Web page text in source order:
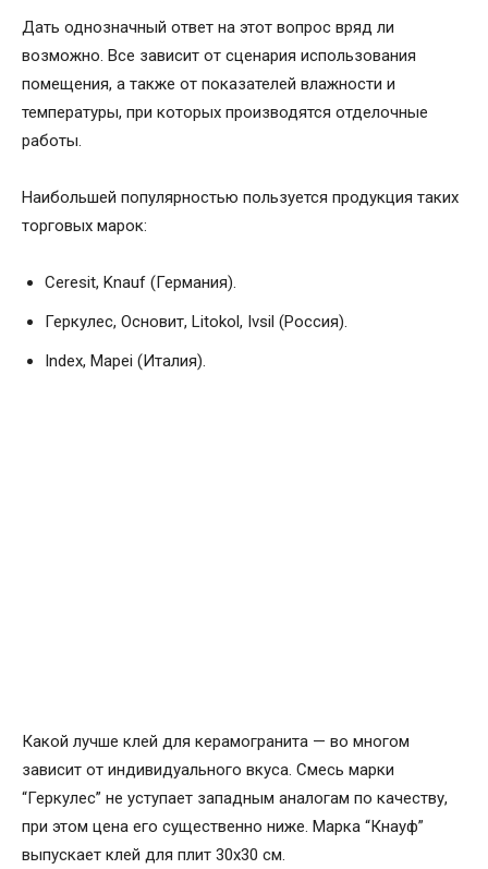
Дать однозначный ответ на этот вопрос вряд ли
возможно. Все зависит от сценария использования
помещения, а также от показателей влажности и
температуры, при которых производятся отделочные
работы.
Наибольшей популярностью пользуется продукция таких
торговых марок:
Ceresit, Knauf (Германия).
Геркулес, Основит, Litokol, Ivsil (Россия).
Index, Mapei (Италия).
Какой лучше клей для керамогранита — во многом
зависит от индивидуального вкуса. Смесь марки
“Геркулес” не уступает западным аналогам по качеству,
при этом цена его существенно ниже. Марка “Кнауф”
выпускает клей для плит 30х30 см.